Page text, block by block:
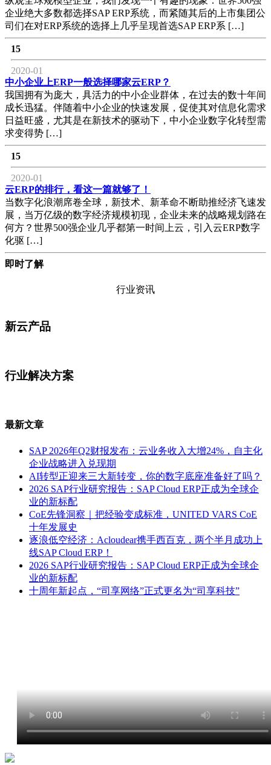
企业绝大多数都选择SAP ERP系统，而紧随其后的上市集团公
司们在对ERP系统的选择上几乎呈现首选SAP ERP系 […]
15
2020-01
中小企业上ERP一般选择哪家云ERP？
我国拥有为庞大，具活力的中小企业群体，在过去的数十年间
成长迅猛。伴随着中小企业的快速发展，促使其对信息化需求
日益旺盛，尤其是在新技术的驱动下，中小企业数字化转型需
求变得势 […]
15
2020-01
云ERP的排行，看这一篇就够了！
当数字化浪潮席卷全球，新技术、新革命不断助推经济飞速发
展，当万亿级的数字经济规模初现，企业未来的战略规划路在
何方？世界500强企业几乎都第一时间上云，引入云ERP数字
化驱 […]
即时了解
行业资讯
新云产品
行业解决方案
最新文章
SAP 2026年Q2财报发布：云业务收入大增24%，自主化
企业战略进入兑现期
AI转型正迎来三大新转变，你的数字底座准备好了吗？
2026 SAP行业研究报告：SAP Cloud ERP正成为全球企
业的新标配
CoE先锋洞察｜把经验变成标准，UNITED VARS CoE
十年发展史
逐浪低空经济：Acloudear携手西百克，两个半月成功上
线SAP Cloud ERP！
2026 SAP行业研究报告：SAP Cloud ERP正成为全球企
业的新标配
十周年新起点，“司享网络”正式更名为“司享科技”